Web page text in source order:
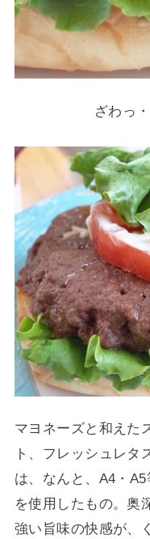
ざわっ
マヨネーズと和えた
ト、フレッシュレタ
は、なんと、A4・
を使用したもの。奥
強い旨味の快感が、